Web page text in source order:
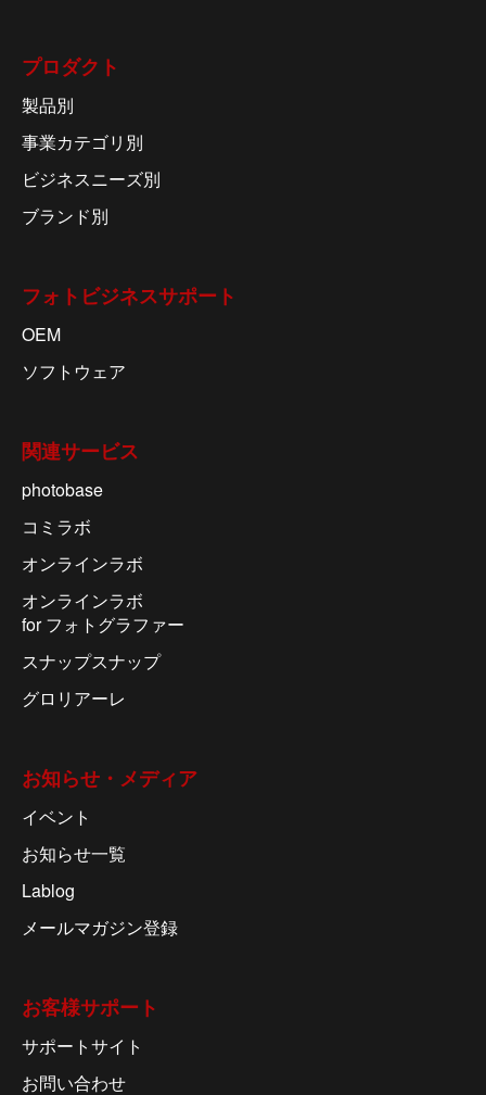
プロダクト
製品別
事業カテゴリ別
ビジネスニーズ別
ブランド別
フォトビジネスサポート
OEM
ソフトウェア
関連サービス
photobase
コミラボ
オンラインラボ
オンラインラボ
for フォトグラファー
スナップスナップ
グロリアーレ
お知らせ・メディア
イベント
お知らせ一覧
Lablog
メールマガジン登録
お客様サポート
サポートサイト
お問い合わせ